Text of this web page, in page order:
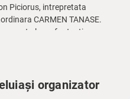
Piciorus, intrepretata
CARMEN TANASE.
lume fantastica a
de un comic total! Vino sa
Pavel Bârsan, Antonia
Roșu, Rareș Ularu Regie:
organizator